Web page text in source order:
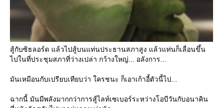
สู้กับซิธลอร์ด แล้วไปสู้บนแท่นประธานสภาสูง แล้วแท่นก็เลื่อนขึ้น
ไปในที่ประชุมสภาที่ว่างเปล่า กว้างใหญ่... อลังการ...
มันเหมือนกับเปรียบเทียบว่า ใครชนะ ก็เอาเก้าอี้ตัวนี้ไป...
ฉากนี้ มันมีพลังมากกว่าการสู้ไลท์เซเบอร์ระหว่างโอบีวันกับอนาคิน